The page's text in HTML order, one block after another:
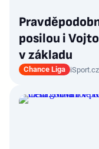
posilou i
v základu
Chance Liga iSport.cz